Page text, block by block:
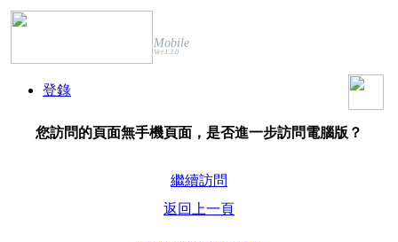
Mobile
Ver.1.3.0
登錄
您訪問的頁面無手機頁面，是否進一步訪問電腦版？
繼續訪問
返回上一頁